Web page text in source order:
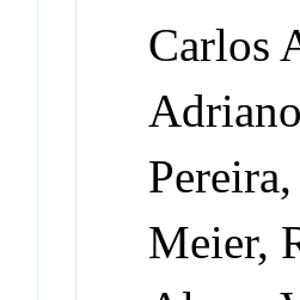
Carlos
Meier,